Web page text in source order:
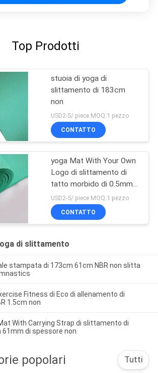
Top Prodotti
stuoia di yoga di
slittamento di 183cm
non
USD2-5/ piece MOQ:1 pezzo
CONTATTO
yoga Mat With Your Own
Logo di slittamento di
tatto morbido di 0.5mm
anti
USD2-5/ piece MOQ:1 pezzo
CONTATTO
di slittamento
stampata di 173cm 61cm NBR non slitta
Fitness di Eco di allenamento di
1.5cm non
With Carrying Strap di slittamento di
di spessore non
popolari Tutti